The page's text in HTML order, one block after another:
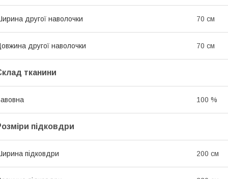
другої наволочки 70 см
другої наволочки 70 см
тканини
100 %
підковдри
підковдри 200 см